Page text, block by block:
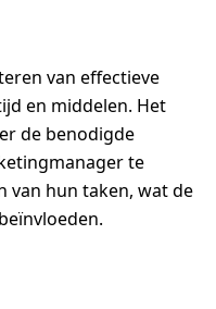
van effectieve
en middelen. Het
de benodigde
te
van hun taken, wat de